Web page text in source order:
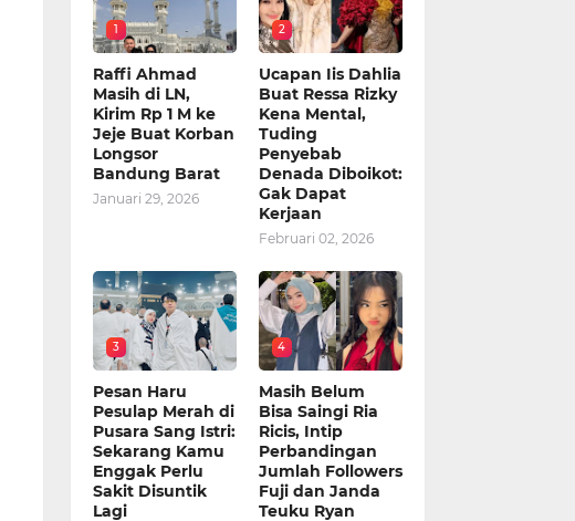
1
Raffi Ahmad
Masih di LN,
Kirim Rp 1 M ke
Jeje Buat Korban
Longsor
Bandung Barat
Januari 29, 2026
2
Ucapan Iis Dahlia
Buat Ressa Rizky
Kena Mental,
Tuding
Penyebab
Denada Diboikot:
Gak Dapat
Kerjaan
Februari 02, 2026
3
Pesan Haru
Pesulap Merah di
Pusara Sang Istri:
Sekarang Kamu
Enggak Perlu
Sakit Disuntik
Lagi
4
Masih Belum
Bisa Saingi Ria
Ricis, Intip
Perbandingan
Jumlah Followers
Fuji dan Janda
Teuku Ryan